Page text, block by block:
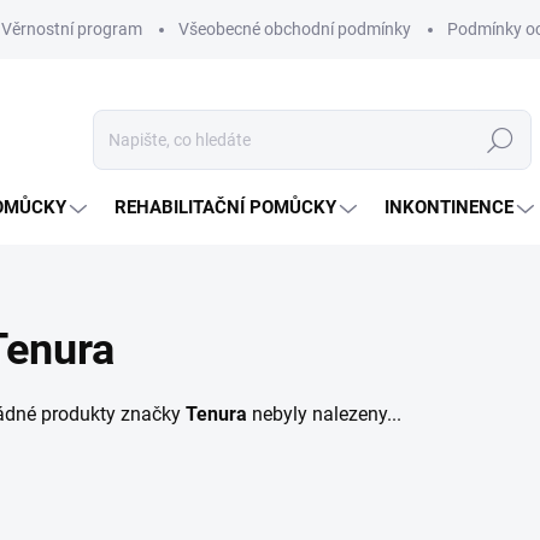
Věrnostní program Všeobecné obchodní podmínky Podmínky
Hledat
REHABILITAČNÍ POMŮCKY INKONTINENCE
produkty značky Tenura nebyly nalezeny...